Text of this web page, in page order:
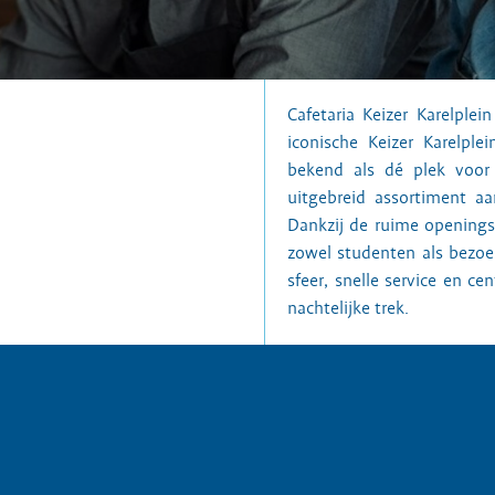
Cafetaria Keizer
iconische Keizer
bekend als dé plek
uitgebreid assortiment
Dankzij de ruime
zowel studenten als
sfeer, snelle service en
nachtelijke trek.